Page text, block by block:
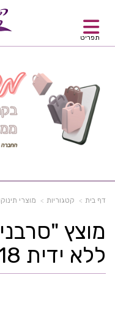
תפריט
דף בית קטגוריות מוצרי
מוצץ
ללא ידית 6-18 חודשים